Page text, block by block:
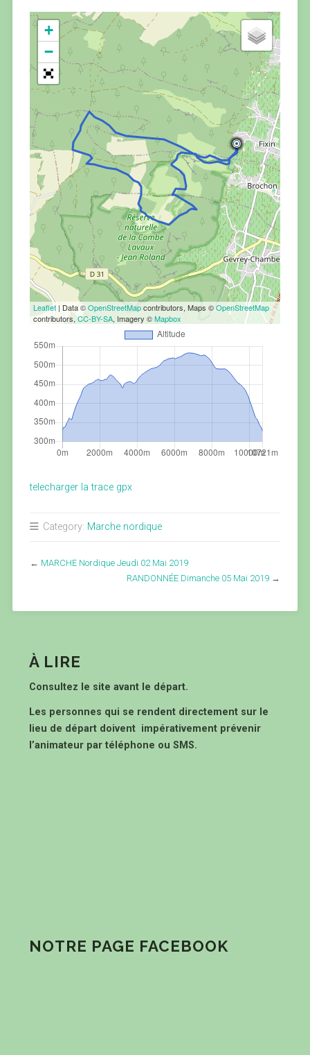
+
−
Leaflet| Data ©OpenStreetMapcontributors, Maps ©OpenStreetMap
contributors, CC-BY-SA, Imagery ©Mapbox
telecharger la trace gpx
Category: Marche nordique
← MARCHE Nordique Jeudi 02 Mai 2019
RANDONNÉE Dimanche 05 Mai 2019 →
À LIRE
Consultez le site avant le départ.
Les personnes qui se rendent directement sur le
lieu de départ doivent impérativement prévenir
l’animateur par téléphone ou SMS.
NOTRE PAGE FACEBOOK